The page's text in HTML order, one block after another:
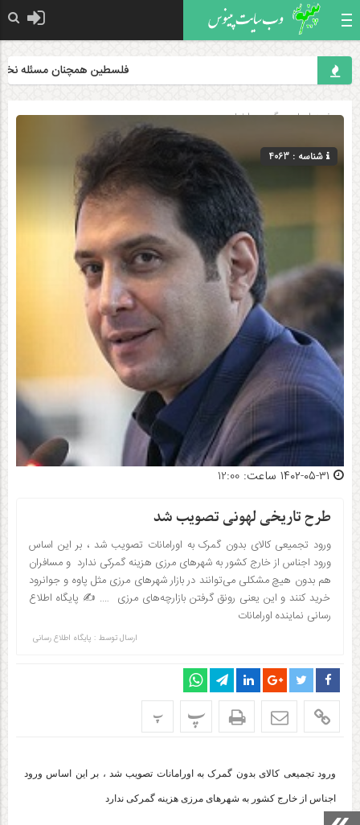
فلسطین همچنان مسئله
صفحه اصلی» گروه »اخبار
شناسه : 4063
طرح تاریخی لهونی تصویب شد
ورود تجمیعی کالای بدون گمرک به اورامانات تصویب شد ، بر این اساس
ورود اجناس از خارج کشور به شهرهای مرزی هزینه گمرکی ندارد و مسافران
هم بدون هیچ مشکلی می‌توانند در بازار شهر‌های مرزی مثل پاوه و جوانرود
خرید کنند و این یعنی رونق گرفتن بازارچه‌های مرزی …. ✍️ پایگاه اطلاع
رسانی نماینده اورامانات
ارسال توسط : پایگاه اطلاع رسانی
پ پ
ورود تجمیعی کالای بدون گمرک به اورامانات تصویب شد ، بر این اساس ورود
اجناس از خارج کشور به شهرهای مرزی هزینه گمرکی ندارد